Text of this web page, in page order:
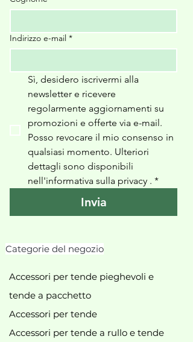
Indirizzo e-mail *
Sì, desidero iscrivermi alla
newsletter e ricevere
regolarmente aggiornamenti su
promozioni e offerte via e-mail.
Posso revocare il mio consenso in
qualsiasi momento. Ulteriori
dettagli sono disponibili
nell'informativa sulla privacy . *
Invia
Categorie del negozio
Accessori per tende pieghevoli e
tende a pacchetto
Accessori per tende
Accessori per tende a rullo e tende